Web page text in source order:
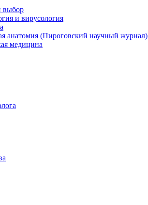
выбор
и вирусология
анатомия (Пироговский научный журнал)
медицина